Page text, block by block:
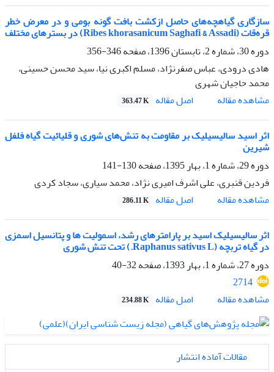
سازگاری گیاهچه‌های حاصل ازکشت بافت گونه بومی و در معرض خطر
قره‌قات (Ribes khorasanicum Saghafi & Assadi) در بسترهای مختلف
دوره 30، شماره 2، تابستان 1396، صفحه
346-356
هادی درودی، عباس صفرنژاد، مسلم اکبری نیا، سید محسن حسینی،
محمد حاجیان شهری
مشاهده مقاله
اصل مقاله 363.47 K
اثر اسید سالیسیلیک بر مقاومت به تنش‌های شوری و قلیائیت گیاه فلفل
شیرین
دوره 29، شماره 1، بهار 1395، صفحه
130-141
فردین قنبری، علی اشرف امیری نژاد، محمد سیاری، سجاد کردی
مشاهده مقاله
اصل مقاله 286.11 K
اثر سالیسیلیک اسید بر پارامترهای رشد، اسمولیت ها و پتانسیل اسمزی
در گیاه تربچه (Raphanus sativus L.) تحت تنش شوری
دوره 27، شماره 1، بهار 1393، صفحه
32-40
2714
مشاهده مقاله
اصل مقاله 234.88 K
مقالات آماده انتشار